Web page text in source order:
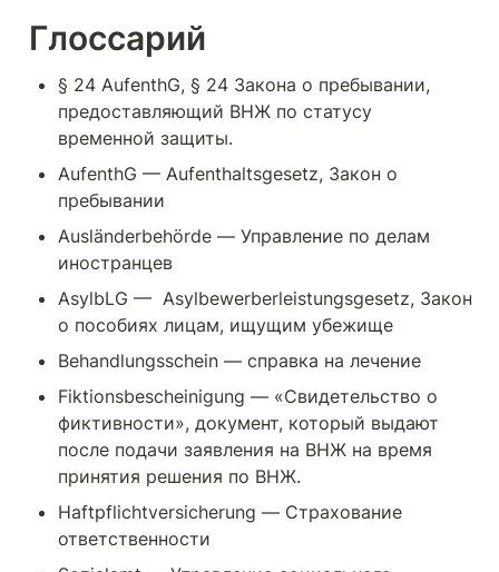
Глоссарий
§ 24 AufenthG, § 24 Закона о пребывании,
предоставляющий ВНЖ по статусу
временной защиты.
AufenthG — Aufenthaltsgesetz, Закон о
пребывании
Ausländerbehörde — Управление по делам
иностранцев
AsylbLG —  Asylbewerberleistungsgesetz, Закон
о пособиях лицам, ищущим убежище
Behandlungsschein — справка на лечение
Fiktionsbescheinigung — «Свидетельство о
фиктивности», документ, который выдают
после подачи заявления на ВНЖ на время
принятия решения по ВНЖ.
Haftpflichtversicherung — Страхование
ответственности